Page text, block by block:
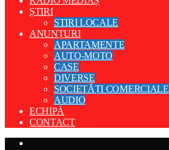
ȘTIRI
STIRI LOCALE
ANUNȚURI
APARTAMENTE
AUTO-MOTO
CASE
DIVERSE
SOCIETĂȚI COMERCIALE
AUDIO
ECHIPĂ
CONTACT